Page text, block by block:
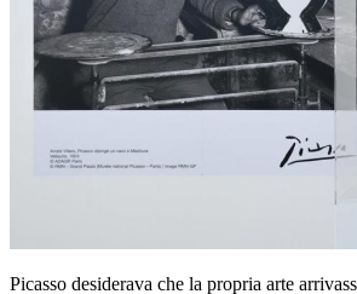
Picasso desiderava che la propria arte